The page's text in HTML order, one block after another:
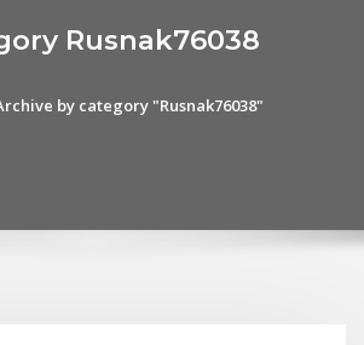
Rusnak76038
by category "Rusnak76038"